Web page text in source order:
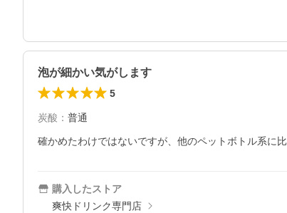
泡が細かい気がします
5
炭酸 ： 普通
確かめたわけではないですが、他のペットボトル系に
購入したストア
爽快ドリンク専門店